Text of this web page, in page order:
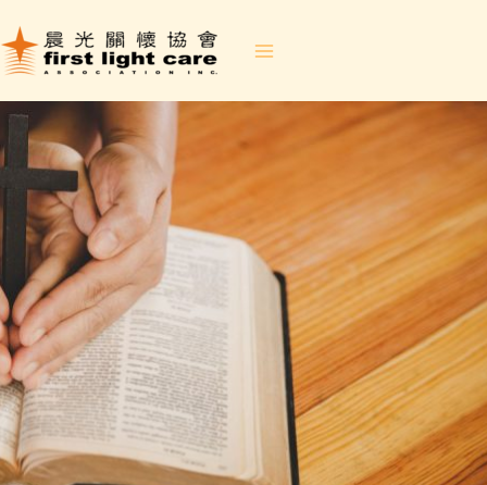
至
容